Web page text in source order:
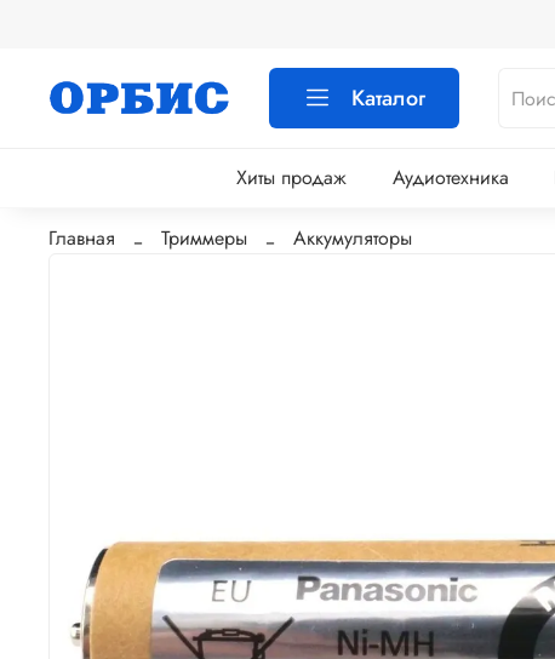
Каталог
Хиты продаж Аудиотехника
Главная Триммеры Аккумуляторы